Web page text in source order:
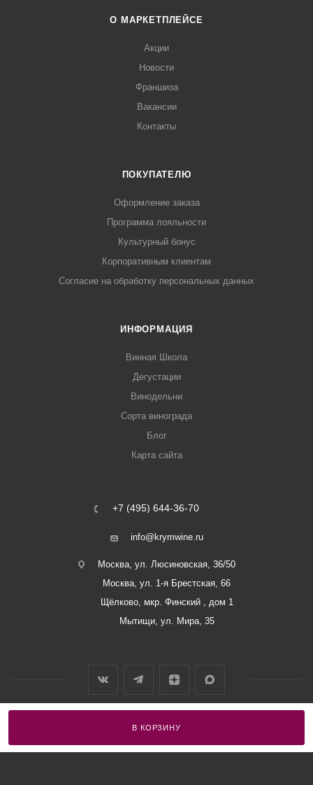
В КОРЗИНУ
О МАРКЕТПЛЕЙСЕ
Акции
Новости
Франшиза
Вакансии
Контакты
ПОКУПАТЕЛЮ
Оформление заказа
Программа лояльности
Культурный бонус
Корпоративным клиентам
Согласие на обработку персональных данных
ИНФОРМАЦИЯ
Винная Школа
Дегустации
Винодельни
Сорта винограда
Блог
Карта сайта
+7 (495) 644-36-70
info@krymwine.ru
Москва, ул. Люсиновская, 36/50
Москва, ул. 1-я Брестская, 66
Щёлково, мкр. Финский , дом 1
Мытищи, ул. Мира, 35
2026 © ООО «Винный Дом Балаклавы»